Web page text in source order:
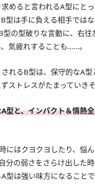
めると言われるA型にと
型は手に負える相手では
型の型破りな言動に、右往
気疲れすることも……。
れるB型は、保守的なA型
ストレスがたまっていきそ
型と、インパクト＆情熱
にはクヨクヨしたり、悩
分の弱さをさらけ出した
型は強い味方になることで